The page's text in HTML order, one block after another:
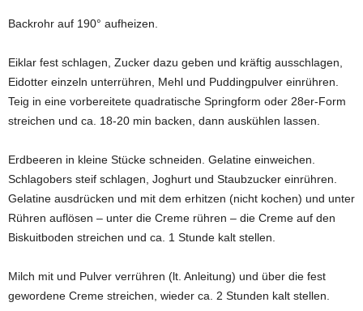
Backrohr auf 190° aufheizen.
Eiklar fest schlagen, Zucker dazu geben und kräftig ausschlagen,
Eidotter einzeln unterrühren, Mehl und Puddingpulver einrühren.
Teig in eine vorbereitete quadratische Springform oder 28er-Form
streichen und ca. 18-20 min backen, dann auskühlen lassen.
Erdbeeren in kleine Stücke schneiden. Gelatine einweichen.
Schlagobers steif schlagen, Joghurt und Staubzucker einrühren.
Gelatine ausdrücken und mit dem erhitzen (nicht kochen) und unter
Rühren auflösen – unter die Creme rühren – die Creme auf den
Biskuitboden streichen und ca. 1 Stunde kalt stellen.
Milch mit und Pulver verrühren (lt. Anleitung) und über die fest
gewordene Creme streichen, wieder ca. 2 Stunden kalt stellen.